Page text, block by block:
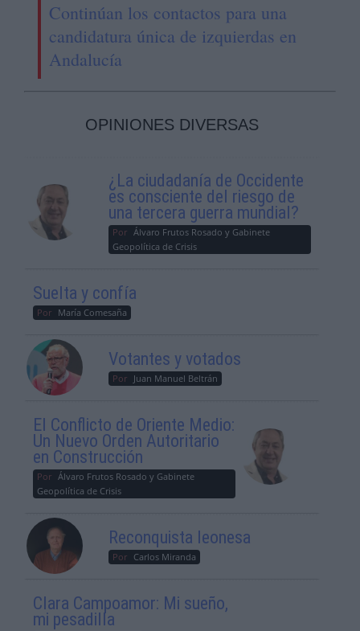
Continúan los contactos para una
candidatura única de izquierdas en
Andalucía
OPINIONES DIVERSAS
¿La ciudadanía de Occidente
es consciente del riesgo de
una tercera guerra mundial?
Por Álvaro Frutos Rosado y Gabinete
Geopolítica de Crisis
Suelta y confía
Por María Comesaña
Votantes y votados
Por Juan Manuel Beltrán
El Conflicto de Oriente Medio:
Un Nuevo Orden Autoritario
en Construcción
Por Álvaro Frutos Rosado y Gabinete
Geopolítica de Crisis
Reconquista leonesa
Por Carlos Miranda
Clara Campoamor: Mi sueño,
mi pesadilla